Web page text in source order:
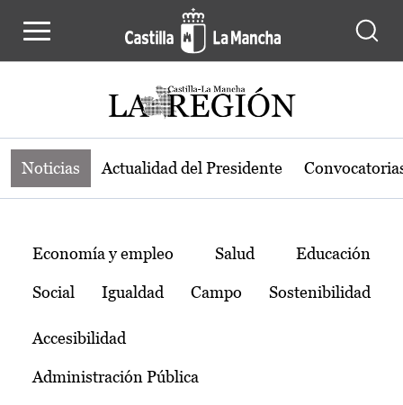
Noticias de la región de Castilla-La
Noticias Actualidad del Presidente
Temas
Economía y empleo Salud Educación
Social Igualdad Campo Sostenibilidad
Accesibilidad
Administración Pública